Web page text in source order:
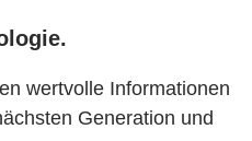
wertvolle Informationen
Generation und